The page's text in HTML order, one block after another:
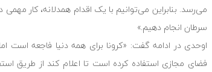
می‌رسد. بنابراین می‌توانیم با یک اقدام همدلانه، کار
سرطان انجام دهیم.»
اوحدی در ادامه گفت: «کرونا برای همه دنیا فاجعه است
فضای مجازی استفاده کرده است تا اعلام کند از طریق